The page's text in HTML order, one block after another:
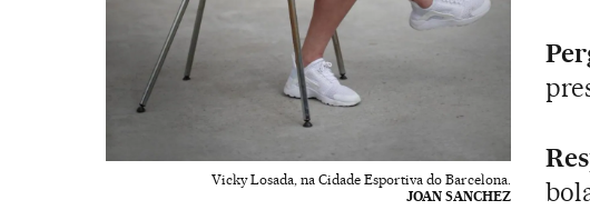
Vicky Losada, na Cidade Esportiva do Barcelona.
JOAN SANCHEZ